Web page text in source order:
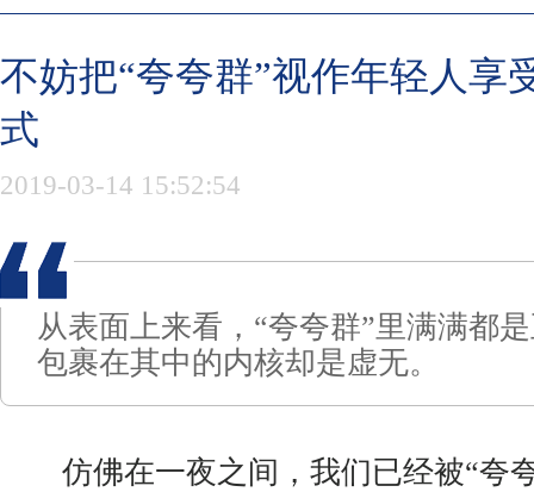
不妨把“夸夸群”视作年轻人享
式
2019-03-14 15:52:54
从表面上来看，“夸夸群”里满满都
包裹在其中的内核却是虚无。
仿佛在一夜之间，我们已经被“夸